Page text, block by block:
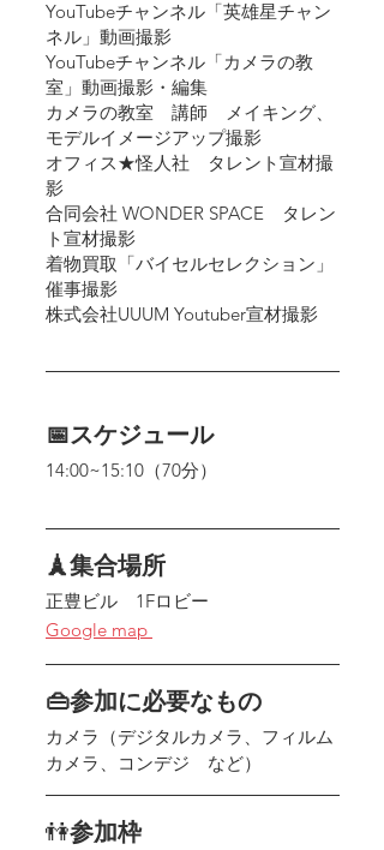
YouTubeチャンネル「英雄星チャン
ネル」動画撮影
YouTubeチャンネル「カメラの教
室」動画撮影・編集
カメラの教室　講師　メイキング、
モデルイメージアップ撮影
オフィス★怪人社　タレント宣材撮
影
合同会社 WONDER SPACE　タレン
ト宣材撮影
着物買取「バイセルセレクション」
催事撮影
株式会社UUUM Youtuber宣材撮影
📅スケジュール
14:00~15:10（70分）
🗼集合場所
正豊ビル　1Fロビー
Google map
👜参加に必要なもの
カメラ（デジタルカメラ、フィルム
カメラ、コンデジ　など）
👫参加枠